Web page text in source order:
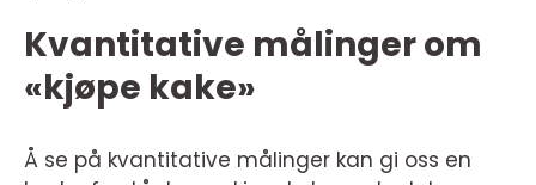
Kvantitative målinger om
«kjøpe kake»
Å se på kvantitative målinger kan gi oss en